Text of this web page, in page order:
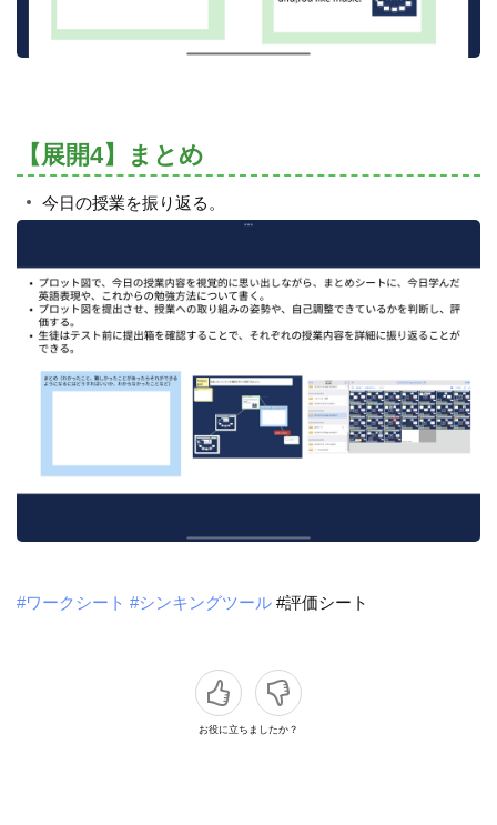
【展開4】まとめ
今日の授業を振り返る。
#ワークシート #シンキングツール #評価シート
お役に立ちましたか？